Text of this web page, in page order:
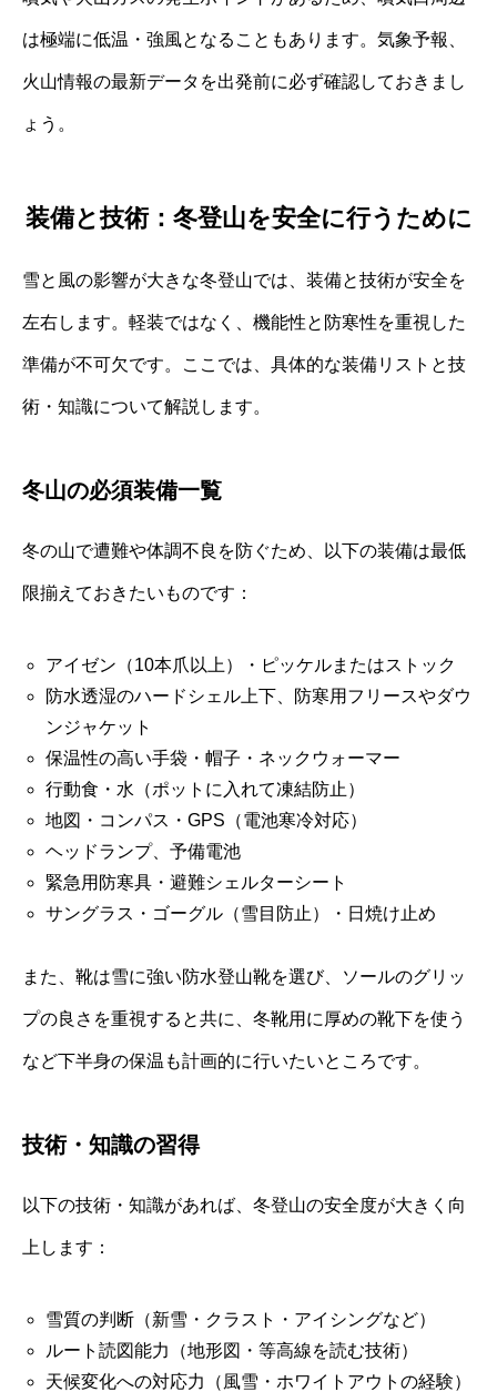
は極端に低温・強風となることもあります。気象予報、
火山情報の最新データを出発前に必ず確認しておきまし
ょう。
装備と技術：冬登山を安全に行うために
雪と風の影響が大きな冬登山では、装備と技術が安全を
左右します。軽装ではなく、機能性と防寒性を重視した
準備が不可欠です。ここでは、具体的な装備リストと技
術・知識について解説します。
冬山の必須装備一覧
冬の山で遭難や体調不良を防ぐため、以下の装備は最低
限揃えておきたいものです：
アイゼン（10本爪以上）・ピッケルまたはストック
防水透湿のハードシェル上下、防寒用フリースやダウ
ンジャケット
保温性の高い手袋・帽子・ネックウォーマー
行動食・水（ポットに入れて凍結防止）
地図・コンパス・GPS（電池寒冷対応）
ヘッドランプ、予備電池
緊急用防寒具・避難シェルターシート
サングラス・ゴーグル（雪目防止）・日焼け止め
また、靴は雪に強い防水登山靴を選び、ソールのグリッ
プの良さを重視すると共に、冬靴用に厚めの靴下を使う
など下半身の保温も計画的に行いたいところです。
技術・知識の習得
以下の技術・知識があれば、冬登山の安全度が大きく向
上します：
雪質の判断（新雪・クラスト・アイシングなど）
ルート読図能力（地形図・等高線を読む技術）
天候変化への対応力（風雪・ホワイトアウトの経験）